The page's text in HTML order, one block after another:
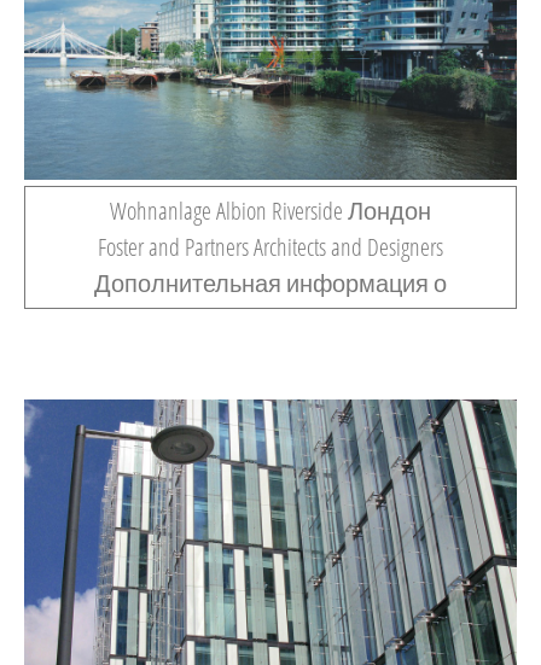
Wohnanlage Albion Riverside Лондон
Foster and Partners Architects and Designers
Дополнительная информация о